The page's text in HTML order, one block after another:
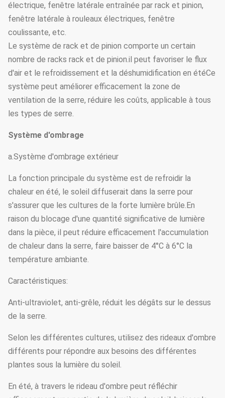
électrique, fenêtre latérale entraînée par rack et pinion,
fenêtre latérale à rouleaux électriques, fenêtre
coulissante, etc.
Le système de rack et de pinion comporte un certain
nombre de racks rack et de pinion.il peut favoriser le flux
d'air et le refroidissement et la déshumidification en étéCe
système peut améliorer efficacement la zone de
ventilation de la serre, réduire les coûts, applicable à tous
les types de serre.
Système d'ombrage
a.Système d'ombrage extérieur
La fonction principale du système est de refroidir la
chaleur en été, le soleil diffuserait dans la serre pour
s'assurer que les cultures de la forte lumière brûle.En
raison du blocage d'une quantité significative de lumière
dans la pièce, il peut réduire efficacement l'accumulation
de chaleur dans la serre, faire baisser de 4°C à 6°C la
température ambiante.
Caractéristiques:
Anti-ultraviolet, anti-grêle, réduit les dégâts sur le dessus
de la serre.
Selon les différentes cultures, utilisez des rideaux d'ombre
différents pour répondre aux besoins des différentes
plantes sous la lumière du soleil.
En été, à travers le rideau d'ombre peut réfléchir